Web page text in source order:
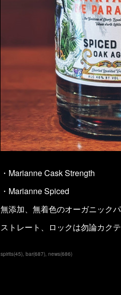
・Marianne Cask Strength
・Marianne Spiced
無添加、無着色のオーガニック
ストレート、ロックは勿論カク
spirits(45) bar(687) news(686)